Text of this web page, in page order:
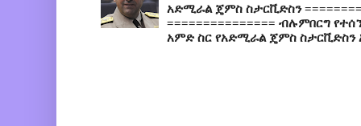
አድሚራል ጄምስ ስታርቪድስን
=============== ብሉምበርግ
አምድ ስር የአድሚራል ጄምስ ስታርቪድስን